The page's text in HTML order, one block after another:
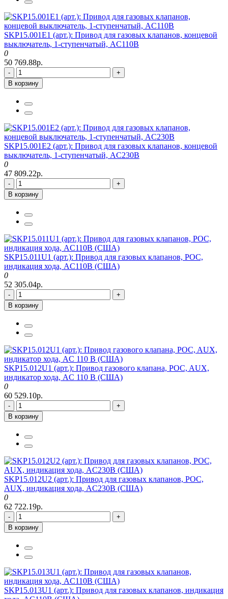
SKP15.001E1 (арт.): Привод для газовых клапанов, концевой
выключатель, 1-ступенчатый, AC110В
0
50 769.88р.
-
+
В корзину
SKP15.001E2 (арт.): Привод для газовых клапанов, концевой
выключатель, 1-ступенчатый, AC230В
0
47 809.22р.
-
+
В корзину
SKP15.011U1 (арт.): Привод для газовых клапанов, POC,
индикация хода, AC110В (США)
0
52 305.04р.
-
+
В корзину
SKP15.012U1 (арт.): Привод газового клапана, POC, AUX,
индикатор хода, AC 110 В (США)
0
60 529.10р.
-
+
В корзину
SKP15.012U2 (арт.): Привод для газовых клапанов, POC,
AUX, индикация хода, AC230В (США)
0
62 722.19р.
-
+
В корзину
SKP15.013U1 (арт.): Привод для газовых клапанов, индикация